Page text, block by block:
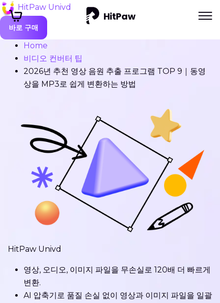
HitPaw Univd
바로 구매
Home
비디오 컨버터 팁
2026년 추천 영상 음원 추출 프로그램 TOP 9｜동영
상을 MP3로 쉽게 변환하는 방법
HitPaw Univd
영상, 오디오, 이미지 파일을 무손실로 120배 더 빠르게
변환.
AI 압축기로 품질 손실 없이 영상과 이미지 파일을 일괄